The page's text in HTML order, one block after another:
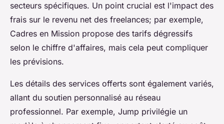
secteurs spécifiques. Un point crucial est l'impact des
frais sur le revenu net des freelances; par exemple,
Cadres en Mission propose des tarifs dégressifs
selon le chiffre d'affaires, mais cela peut compliquer
les prévisions.
Les détails des services offerts sont également variés,
allant du soutien personnalisé au réseau
professionnel. Par exemple, Jump privilégie un